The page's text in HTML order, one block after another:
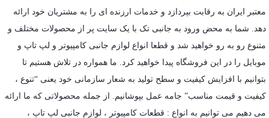
معتبر ایران به رقابت بپردازد و خدمات ارزنده ای را به مشتریان خود ارائه
دهد. شما به محض ورود به جانبی تک با یک سایت پر از محصولات مختلف و
متنوع رو به رو خواهید شد و قطعا انواع لوازم جانبی کامپیوتر و لپ تاپ و
موبایل را در این فروشگاه پیدا خواهید کرد. ما همواره در تلاش هستیم تا
بتوانیم با افزایش کیفیت و سطح تولید به شعار سازمانی خود یعنی “تنوع ،
کیفیت و قیمت مناسب” جامه عمل بپوشانیم. از جمله محصولاتی که ما ارائه
می دهیم می توانیم به انواع : قطعات کامپیوتر ، لوازم جانبی لپ تاپ ،